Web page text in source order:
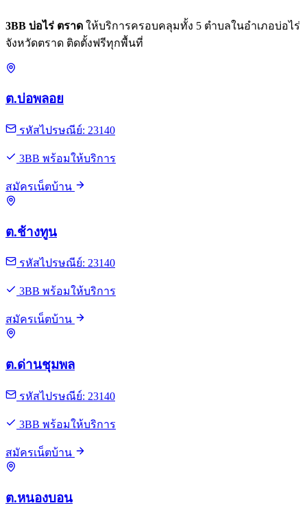
3BB บ่อไร่ ตราด ให้บริการครอบคลุมทั้ง 5 ตำบลในอำเภอบ่อไร่
จังหวัดตราด ติดตั้งฟรีทุกพื้นที่
ต.บ่อพลอย
รหัสไปรษณีย์: 23140
3BB พร้อมให้บริการ
สมัครเน็ตบ้าน
ต.ช้างทูน
รหัสไปรษณีย์: 23140
3BB พร้อมให้บริการ
สมัครเน็ตบ้าน
ต.ด่านชุมพล
รหัสไปรษณีย์: 23140
3BB พร้อมให้บริการ
สมัครเน็ตบ้าน
ต.หนองบอน